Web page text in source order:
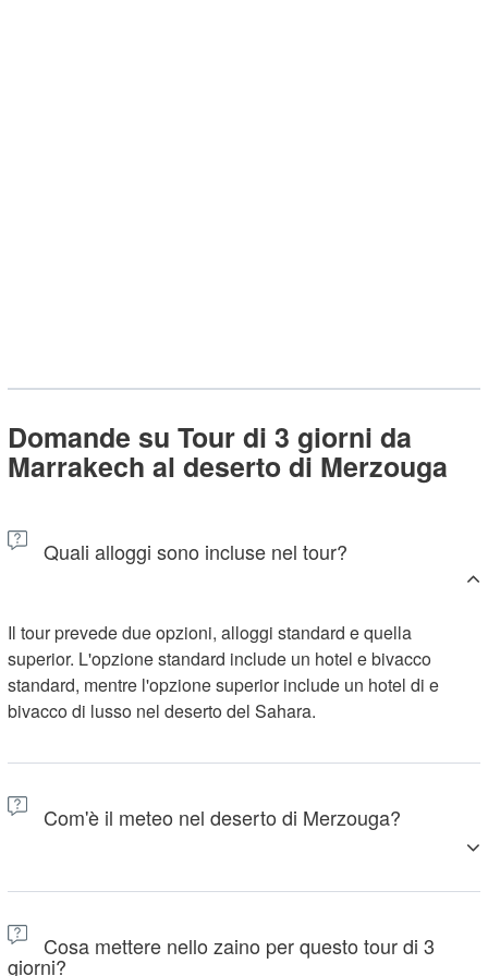
Domande su Tour di 3 giorni da
Marrakech al deserto di Merzouga
Quali alloggi sono incluse nel tour?
Il tour prevede due opzioni, alloggi standard e quella
superior. L'opzione standard include un hotel e bivacco
standard, mentre l'opzione superior include un hotel di e
bivacco di lusso nel deserto del Sahara.
Com'è il meteo nel deserto di Merzouga?
Il clima invernale (da metà novembre a inizio marzo) diventa
freddo di notte e caldo di giorno (giorno~26°C/notte~0°C).
Durante l'estate (da metà giugno a metà settembre) diventa
Cosa mettere nello zaino per questo tour di 3
giorni?